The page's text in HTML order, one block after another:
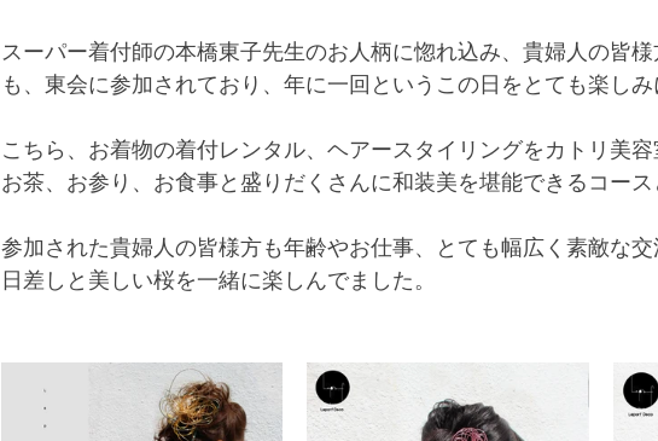
スーパー着付師の本橋東子先生のお人柄に惚れ込み、貴婦人の皆
も、東会に参加されており、年に一回というこの日をとても楽しみ
こちら、お着物の着付レンタル、ヘアースタイリングをカトリ美容
お茶、お参り、お食事と盛りだくさんに和装美を堪能できるコース
参加された貴婦人の皆様方も年齢やお仕事、とても幅広く素敵な
日差しと美しい桜を一緒に楽しんでました。